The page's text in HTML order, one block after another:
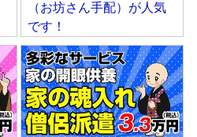
（お坊さん手配）が人気
です！